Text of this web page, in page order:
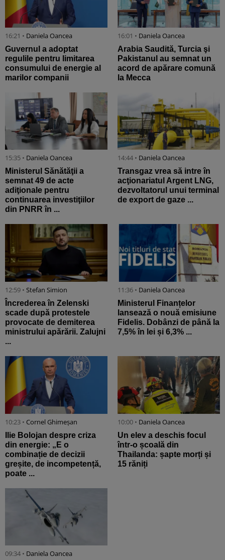
16:21 • Daniela Oancea
Guvernul a adoptat
regulile pentru limitarea
consumului de energie al
marilor companii
16:01 • Daniela Oancea
Arabia Saudită, Turcia şi
Pakistanul au semnat un
acord de apărare comună
la Mecca
15:35 • Daniela Oancea
Ministerul Sănătăţii a
semnat 49 de acte
adiţionale pentru
continuarea investiţiilor
din PNRR în ...
14:44 • Daniela Oancea
Transgaz vrea să intre în
acţionariatul Argent LNG,
dezvoltatorul unui terminal
de export de gaze ...
12:59 • Stefan Simion
Încrederea în Zelenski
scade după protestele
provocate de demiterea
ministrului apărării. Zalujni
...
11:36 • Daniela Oancea
Ministerul Finanțelor
lansează o nouă emisiune
Fidelis. Dobânzi de până la
7,5% în lei și 6,3% ...
10:23 • Cornel Ghimeșan
Ilie Bolojan despre criza
din energie: „E o
combinație de decizii
greșite, de incompetență,
poate ...
10:00 • Daniela Oancea
Un elev a deschis focul
într-o școală din
Thailanda: șapte morți și
15 răniți
09:34 • Daniela Oancea